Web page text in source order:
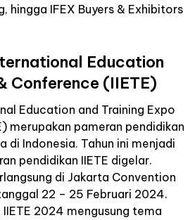
hingga IFEX Buyers & Exhibitors
Education
Conference (IIETE)
Education and Training Expo
merupakan pameran pendidikan
di Indonesia. Tahun ini menjadi
pendidikan IIETE digelar.
di Jakarta Convention
22 – 25 Februari 2024.
IIETE 2024 mengusung tema